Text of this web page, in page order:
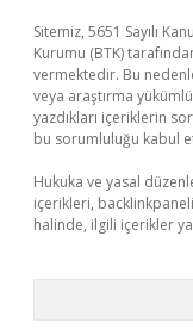
Sitemiz, 5651 Sayılı
Kurumu (BTK)
vermektedir. Bu
veya araştırma
yazdıkları içeriklerin
bu sorumluluğu kabul
Hukuka ve yasal
içerikleri,
halinde, ilgili içerikler